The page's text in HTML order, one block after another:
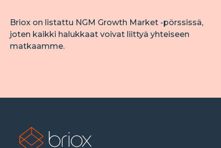
Briox on listattu NGM Growth Market -pörssissä,
joten kaikki halukkaat voivat liittyä yhteiseen
matkaamme.